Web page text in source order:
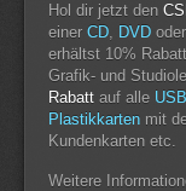
Hol dir jetzt den
einer CD, DVD oder
erhältst 10%
Grafik- und
Rabatt auf alle
Plastikkarten mit
Kundenkarten etc.
Weitere